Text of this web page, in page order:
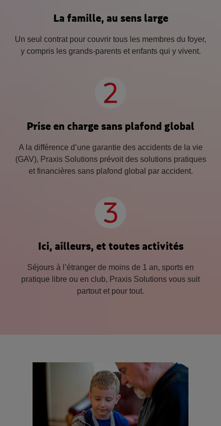
La famille, au sens large
Un seul contrat pour couvrir tous les membres du foyer,
y compris les grands-parents et enfants qui y vivent.
Prise en charge sans plafond global
A la différence d’une garantie des accidents de la vie
(GAV), Praxis Solutions prévoit des solutions pratiques
et financières sans plafond global par accident.
Ici, ailleurs, et toutes activités
Séjours à l’étranger de moins de 1 an, sports en
pratique libre ou en club, Praxis Solutions vous suit
partout et pour tout.